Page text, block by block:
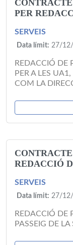
PER
SERVEIS
Data límit: 27/
REDACCIÓ DE
PER A LES
COM LA
REDACCIÓ
SERVEIS
Data límit: 27/
REDACCIÓ DE
PASSEIG DE LA